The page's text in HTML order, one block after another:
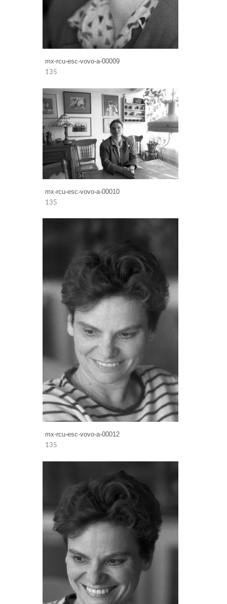
mx-rcu-esc-vovo-a-00009
135
mx-rcu-esc-vovo-a-00010
135
mx-rcu-esc-vovo-a-00012
135